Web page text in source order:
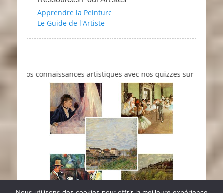
Apprendre la Peinture
Le Guide de l'Artiste
connaissances artistiques avec nos quizzes sur